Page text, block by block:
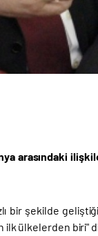
arasındaki
bir şekilde
ilk ülkelerden biri"